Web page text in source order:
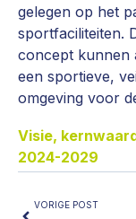
gelegen op het
sportfaciliteiten.
concept kunnen
een sportieve,
omgeving voor
Visie,
2024-2029
VORIGE POST